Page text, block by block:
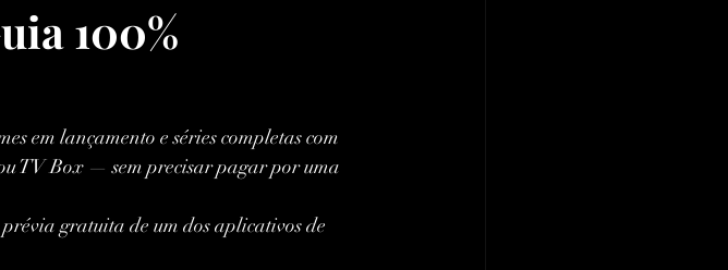
100%
em lançamento e séries completas com
TV Box — sem precisar pagar por uma
gratuita de um dos aplicativos de